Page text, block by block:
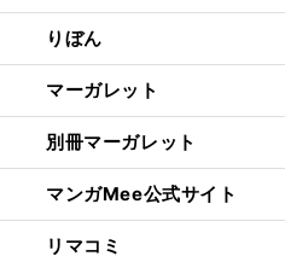
りぼん
マーガレット
別冊マーガレット
マンガMee公式サイト
リマコミ